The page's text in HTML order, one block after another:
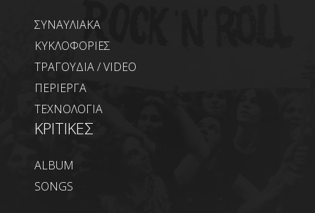
ΣΥΝΑΥΛΙΑΚΑ
ΚΥΚΛΟΦΟΡΙΕΣ
ΤΡΑΓΟΥΔΙΑ / VIDEO
ΠΕΡΙΕΡΓΑ
ΤΕΧΝΟΛΟΓΙΑ
ΚΡΙΤΙΚΕΣ
ALBUM
SONGS